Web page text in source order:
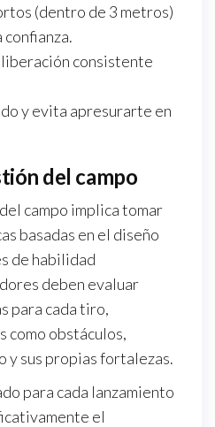
(dentro de 3 metros)
confianza.
liberación consistente
y evita apresurarte en
del campo
campo implica tomar
basadas en el diseño
de habilidad
deben evaluar
para cada tiro,
como obstáculos,
y sus propias fortalezas.
para cada lanzamiento
el